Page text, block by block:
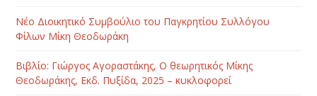
Νέο Διοικητικό Συμβούλιο του Παγκρητίου Συλλόγου
Φίλων Μίκη Θεοδωράκη
Βιβλίο: Γιώργος Αγοραστάκης, Ο θεωρητικός Μίκης
Θεοδωράκης, Εκδ. Πυξίδα, 2025 – κυκλοφορεί